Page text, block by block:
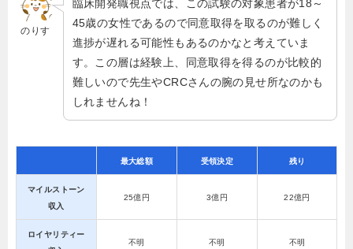
のりす
臨床開発職視点では、この試験の対象患者が18～
45歳の女性であるので同意取得を取るのが難しく
進捗が遅れる可能性もあるのかなと考えていま
す。この層は経験上、同意取得を得るのが比較的
難しいので先生やCRCさんの腕の見せ所なのかも
しれませんね！
最大総額 受領決定 残り
マイルストーン
収入
25億円 3億円 22億円
ロイヤリティー
不明 不明 不明